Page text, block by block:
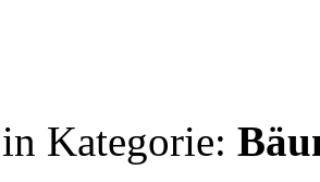
Kategorie: